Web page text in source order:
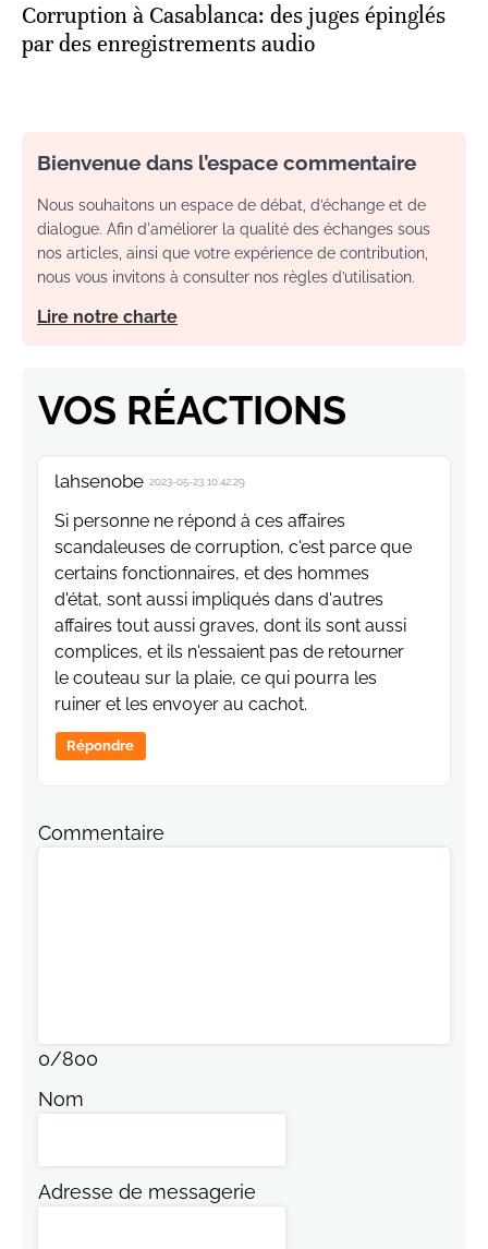
Corruption à Casablanca: des juges épinglés
par des enregistrements audio
Bienvenue dans l’espace commentaire
Nous souhaitons un espace de débat, d’échange et de
dialogue. Afin d'améliorer la qualité des échanges sous
nos articles, ainsi que votre expérience de contribution,
nous vous invitons à consulter nos règles d’utilisation.
Lire notre charte
VOS RÉACTIONS
lahsenobe 2023-05-23 10:42:29
Si personne ne répond à ces affaires
scandaleuses de corruption, c'est parce que
certains fonctionnaires, et des hommes
d'état, sont aussi impliqués dans d'autres
affaires tout aussi graves, dont ils sont aussi
complices, et ils n'essaient pas de retourner
le couteau sur la plaie, ce qui pourra les
ruiner et les envoyer au cachot.
Répondre
Commentaire
0/800
Nom
Adresse de messagerie